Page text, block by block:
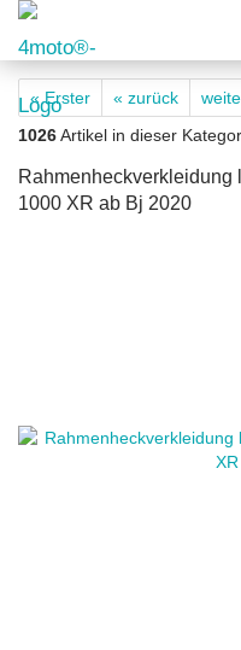
« Erster « zurück
1026Artikel in dieser
Rahmenheckverkleidung
1000 XR ab Bj 2020